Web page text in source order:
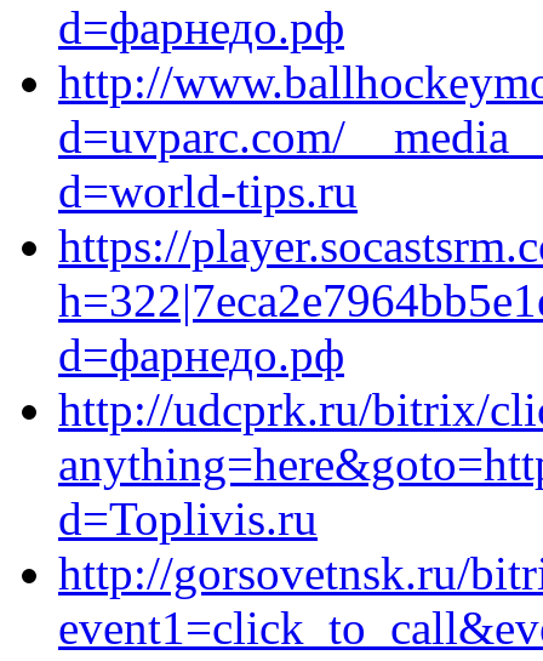
d=фарнедо.рф
http://
d=uvparc.com/
d=world-tips.ru
https://
d=фарнедо.рф
http://udcprk.ru/bitrix/
d=Toplivis.ru
http://gorsovetnsk.ru/